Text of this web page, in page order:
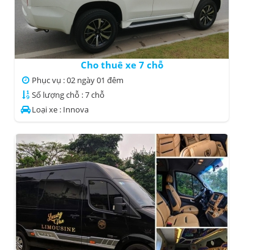
Cho thuê xe 7 chỗ
Phục vụ : 02 ngày 01 đêm
Số lượng chỗ : 7 chỗ
Loại xe : Innova